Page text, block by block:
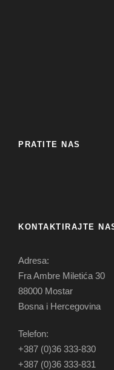
PRATITE NAS
KONTAKTIRAJTE
Adresa:
Fra Ambre Miletića 30
88000 Mostar
Bosna i Hercegovina
Telefon:
+387 (0)36 333-830
+387 (0)36 333-831